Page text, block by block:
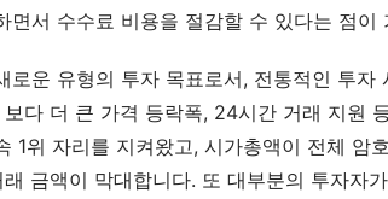
면서 수수료 비용을 절감할 수 있다는 점이
로운 유형의 투자 목표로서, 전통적인 투
다 더 큰 가격 등락폭, 24시간 거래 지원
1위 자리를 지켜왔고, 시가총액이 전체 암
금액이 막대합니다. 또 대부분의 투자자